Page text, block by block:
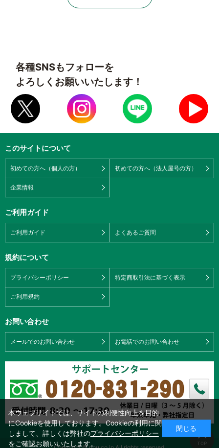
各種SNSもフォローを
よろしくお願いいたします！
このサイトについて
初めての方へ（個人の方） 初めての方へ（法人屋号の方）
企業情報
ご利用ガイド
ご利用ガイド よくあるご質問
規約について
プライバシーポリシー 特定商取引法に基づく表示
ご利用規約
お問い合わせ
メールでのお問い合わせ お電話でのお問い合わせ
本ウェブサイトでは、サイトの利便性向上を目的
にCookieを使用しております。Cookieの利用に関
しまして、詳しくは弊社のプライバシーポリシー
をご確認お願いいたします。
閉じる